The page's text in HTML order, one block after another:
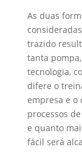
As duas
trazido
tanta
tecnologia,
difere o
empresa e o
processos
e quanto
fácil será